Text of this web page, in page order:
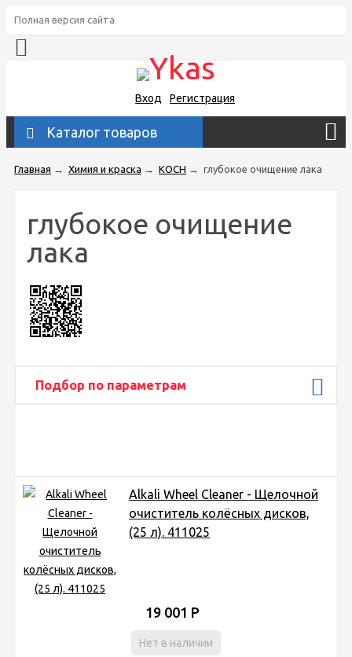
Полная версия сайта
Вход Регистрация
Каталог товаров
Главная → Химия и краска → KOCH → глубокое очищение лака
глубокое очищение
лака
Подбор по параметрам
Alkali Wheel Cleaner - Щелочной
очиститель колёсных дисков,
(25 л). 411025
19 001 Р
Нет в наличии